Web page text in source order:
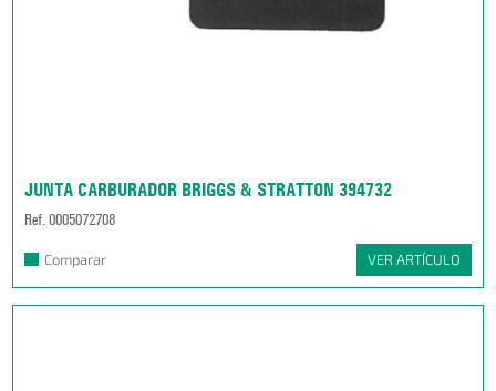
JUNTA CARBURADOR BRIGGS & STRATTON 394732
Ref. 0005072708
Comparar VER ARTÍCULO